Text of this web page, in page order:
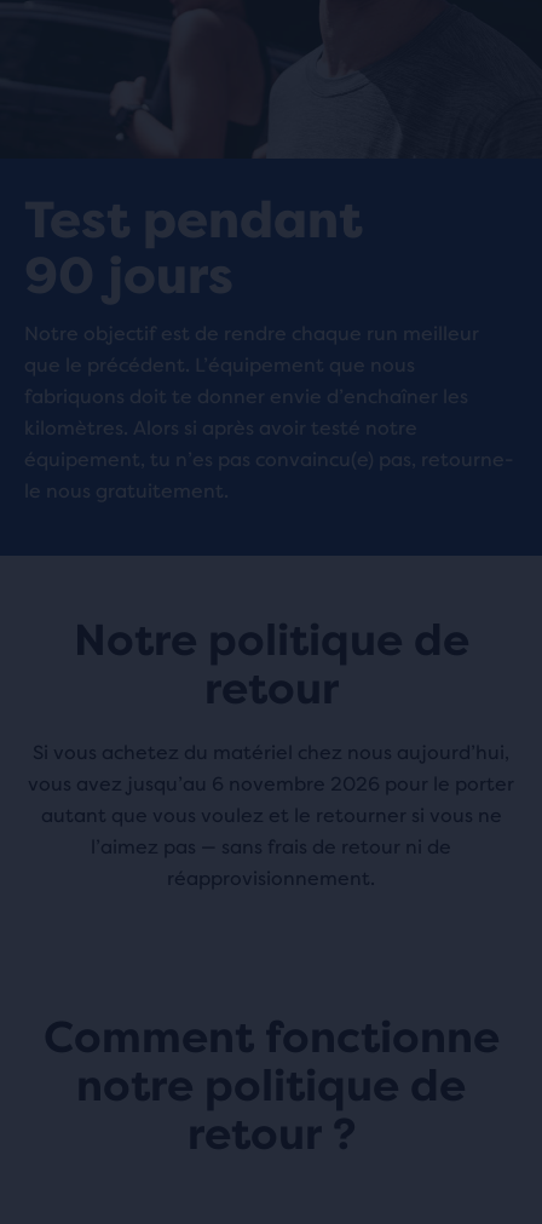
Test pendant
90 jours
Notre objectif est de rendre chaque run meilleur
que le précédent. L’équipement que nous
fabriquons doit te donner envie d’enchaîner les
kilomètres. Alors si après avoir testé notre
équipement, tu n’es pas convaincu(e) pas, retourne-
le nous gratuitement.
Notre politique de
retour
Si vous achetez du matériel chez nous aujourd’hui,
vous avez jusqu’au 6 novembre 2026 pour le porter
autant que vous voulez et le retourner si vous ne
l’aimez pas — sans frais de retour ni de
réapprovisionnement.
Comment fonctionne
notre politique de
retour ?